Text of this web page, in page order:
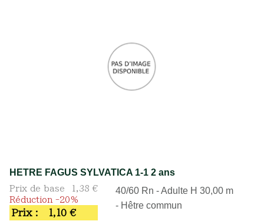
HETRE FAGUS SYLVATICA 1-1 2 ans
Prix de base
1,38 €
Réduction -20%
Prix : 1,10 €
40/60 Rn - Adulte H 30,00 m
- Hêtre commun